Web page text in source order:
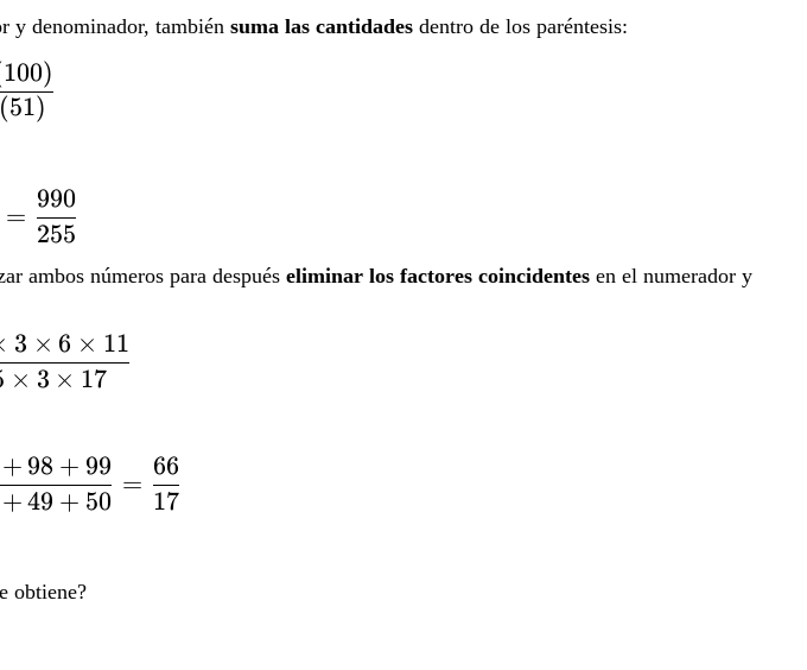
y denominador, también suma las cantidades dentro de los paréntesis:
\frac{99(100)}{50(51)}
(51)
100)
\frac{9900}{2550}=\frac{990}{255}
=
255
990
ambos números para después eliminar los factores coincidentes en el numerador y
× 3 × 17
3 × 6 × 11
\frac{1+2+3+...+98+99}{1+2+3+...+49+50}=\frac{66}{17}
+ 49 + 50
+ 98 + 99
=
17
66
obtiene?